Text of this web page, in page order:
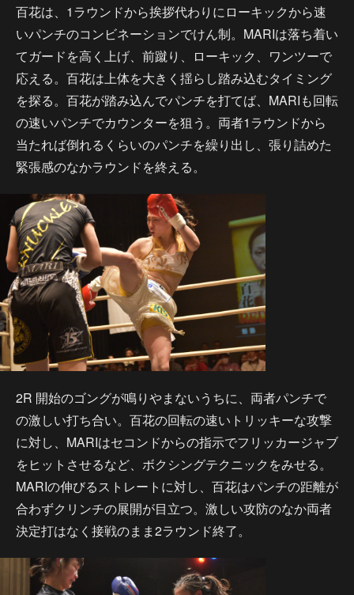
百花は、1ラウンドから挨拶代わりにローキックから速
いパンチのコンビネーションでけん制。MARIは落ち着い
てガードを高く上げ、前蹴り、ローキック、ワンツーで
応える。百花は上体を大きく揺らし踏み込むタイミング
を探る。百花が踏み込んでパンチを打てば、MARIも回転
の速いパンチでカウンターを狙う。両者1ラウンドから
当たれば倒れるくらいのパンチを繰り出し、張り詰めた
緊張感のなかラウンドを終える。
2R 開始のゴングが鳴りやまないうちに、両者パンチで
の激しい打ち合い。百花の回転の速いトリッキーな攻撃
に対し、MARIはセコンドからの指示でフリッカージャブ
をヒットさせるなど、ボクシングテクニックをみせる。
MARIの伸びるストレートに対し、百花はパンチの距離が
合わずクリンチの展開が目立つ。激しい攻防のなか両者
決定打はなく接戦のまま2ラウンド終了。